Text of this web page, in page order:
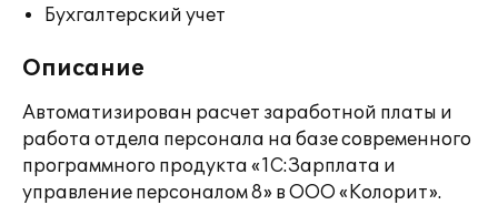
Бухгалтерский учет
Описание
Автоматизирован расчет заработной платы и
работа отдела персонала на базе современного
программного продукта «1С:Зарплата и
управление персоналом 8» в ООО «Колорит».